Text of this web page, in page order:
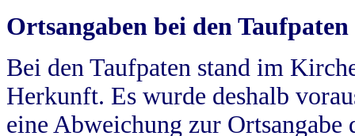
Ortsangaben bei den Taufpaten
Bei den Taufpaten stand im
Herkunft. Es wurde deshalb
eine Abweichung zur